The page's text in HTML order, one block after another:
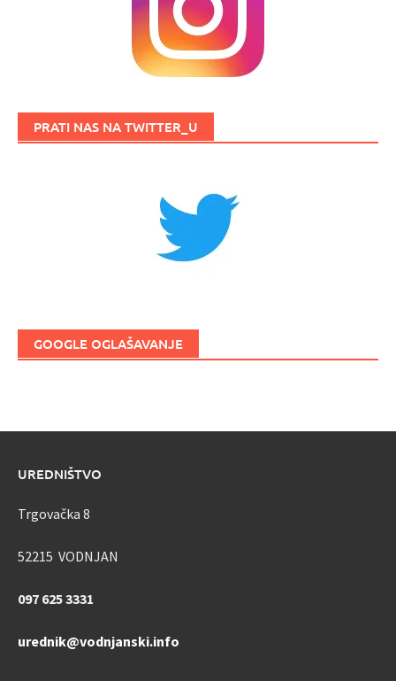
PRATI NAS NA TWITTER_U
GOOGLE OGLAŠAVANJE
UREDNIŠTVO
Trgovačka 8
52215 VODNJAN
097 625 3331
urednik@vodnjanski.info